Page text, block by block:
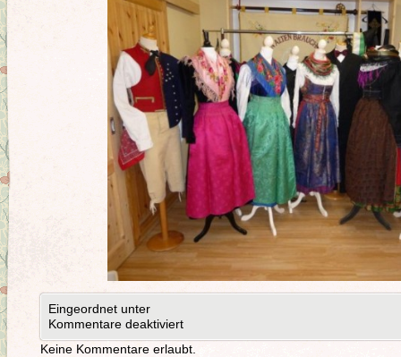
Eingeordnet unter
Kommentare deaktiviert
Keine Kommentare erlaubt.